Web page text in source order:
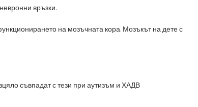
връзки.
на мозъчната кора. Мозъкът на дете с
съвпадат с тези при аутизъм и ХАДВ